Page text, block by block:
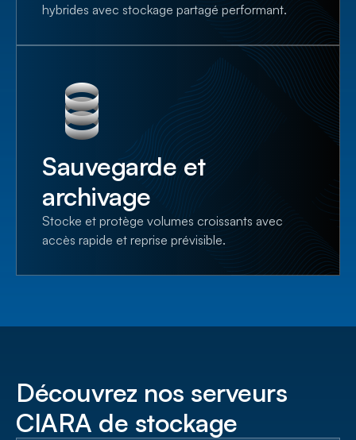
hybrides avec stockage partagé performant.
Sauvegarde et
archivage
Stocke et protège volumes croissants avec
accès rapide et reprise prévisible.
Découvrez nos serveurs
CIARA de stockage